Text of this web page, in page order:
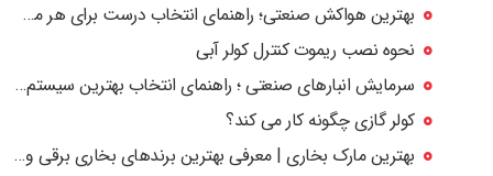
بهترین هواکش صنعتی؛ راهنمای انتخاب درست برای هر محیط صنعتی
نحوه نصب ریموت کنترل کولر آبی
سرمایش انبارهای صنعتی ؛ راهنمای انتخاب بهترین سیستم خنک‌کننده برای سوله و انبار
کولر گازی چگونه کار می کند؟
بهترین مارک بخاری | معرفی بهترین برندهای بخاری برقی و گازی بازار